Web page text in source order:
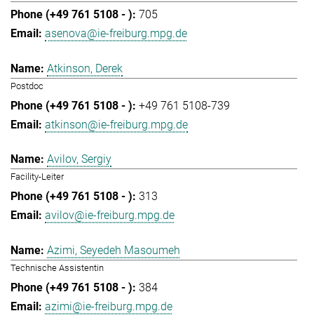
705
asenova@ie-freiburg.mpg.de
Atkinson, Derek
Postdoc
+49 761 5108-739
atkinson@ie-freiburg.mpg.de
Avilov, Sergiy
Facility-Leiter
313
avilov@ie-freiburg.mpg.de
Azimi, Seyedeh Masoumeh
Technische Assistentin
384
azimi@ie-freiburg.mpg.de